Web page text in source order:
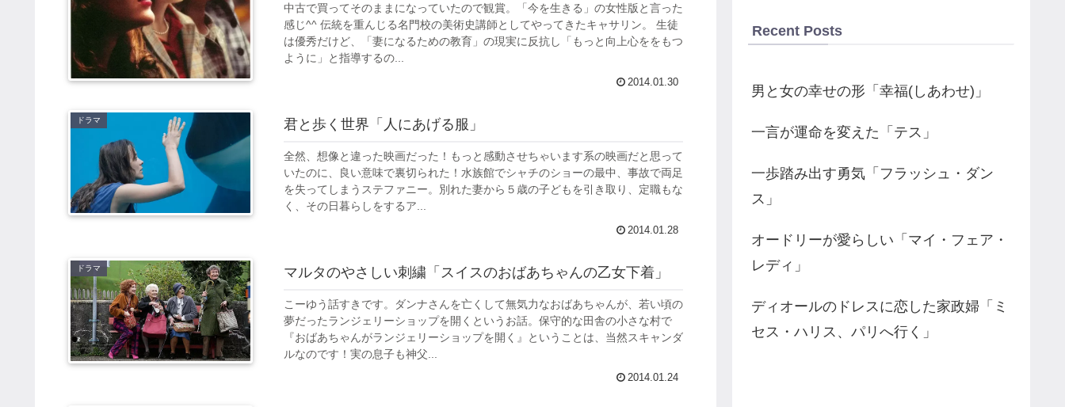
中古で買ってそのままになっていたので観賞。「今を生きる」の女性版と言った
感じ^^ 伝統を重んじる名門校の美術史講師としてやってきたキャサリン。 生徒
は優秀だけど、「妻になるための教育」の現実に反抗し「もっと向上心ををもつ
ように」と指導するの...
2014.01.30
ドラマ 君と歩く世界「人にあげる服」
全然、想像と違った映画だった！もっと感動させちゃいます系の映画だと思って
いたのに、良い意味で裏切られた！水族館でシャチのショーの最中、事故で両足
を失ってしまうステファニー。別れた妻から５歳の子どもを引き取り、定職もな
く、その日暮らしをするア...
2014.01.28
ドラマ マルタのやさしい刺繍「スイスのおばあちゃんの乙女下着」
こーゆう話すきです。ダンナさんを亡くして無気力なおばあちゃんが、若い頃の
夢だったランジェリーショップを開くというお話。保守的な田舎の小さな村で
『おばあちゃんがランジェリーショップを開く』ということは、当然スキャンダ
ルなのです！実の息子も神父...
2014.01.24
Recent Posts
男と女の幸せの形「幸福(しあわせ)」
一言が運命を変えた「テス」
一歩踏み出す勇気「フラッシュ・ダン
ス」
オードリーが愛らしい「マイ・フェア・
レディ」
ディオールのドレスに恋した家政婦「ミ
セス・ハリス、パリへ行く」